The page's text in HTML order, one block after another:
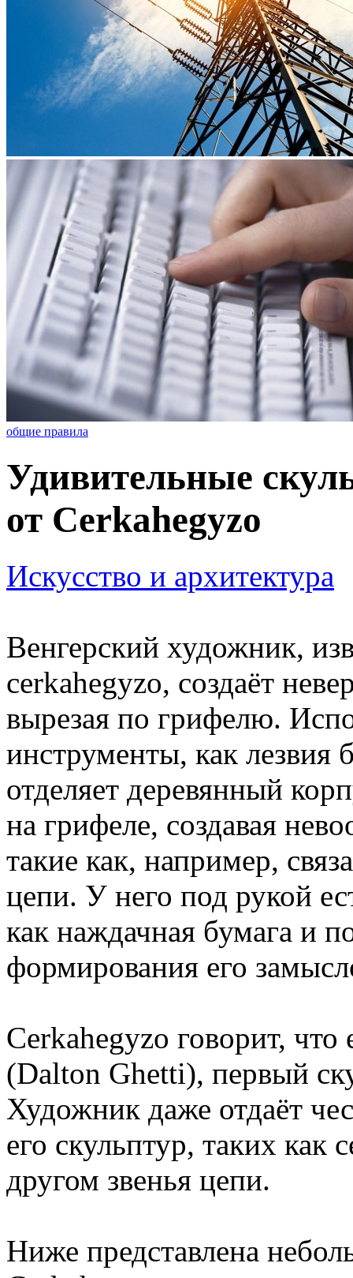
общие правила
Удивительные
от Cerkahegyzo
Искусство и архитектура
Венгерский художник,
cerkahegyzo, создаёт
вырезая по грифелю.
инструменты, как лезвия
отделяет деревянный
на грифеле, создавая
такие как, например,
цепи. У него под рукой
как наждачная бумага и
формирования его
Cerkahegyzo говорит, что
(Dalton Ghetti), первый
Художник даже отдаёт
его скульптур, таких как
другом звенья цепи.
Ниже представлена